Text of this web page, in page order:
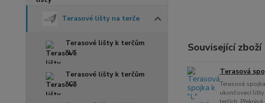
Terasové lišty na terče
Terasové lišty k terčům
"L"
Terasové lišty k terčům
"C"
Související zboží
Terasová
Terasová
ukončovací